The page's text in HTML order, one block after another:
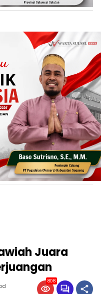
Juara
808